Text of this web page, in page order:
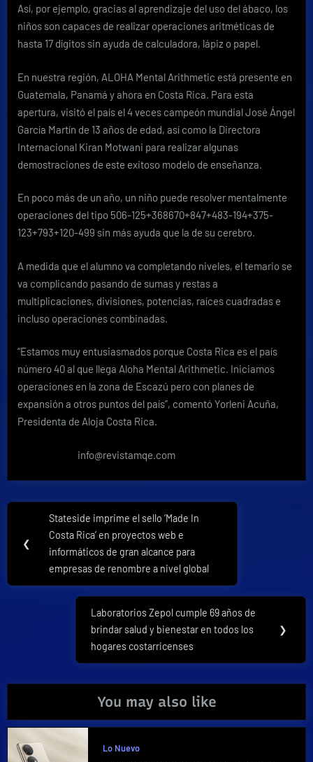
Así, por ejemplo, gracias al aprendizaje del uso del ábaco, los
niños son capaces de realizar operaciones aritméticas de
hasta 17 dígitos sin ayuda de calculadora, lápiz o papel.
En nuestra región, ALOHA Mental Arithmetic está presente en
Guatemala, Panamá y ahora en Costa Rica. Para esta
apertura, visitó el país el 4 veces campeón mundial José Ángel
García Martín de 13 años de edad, así como la Directora
Internacional Kiran Motwani para realizar algunas
demostraciones de este exitoso modelo de enseñanza.
En poco más de un año, un niño puede resolver mentalmente
operaciones del tipo 506-125+368670+847+483-194+375-
123+793+120-499 sin más ayuda que la de su cerebro.
A medida que el alumno va completando niveles, el temario se
va complicando pasando de sumas y restas a
multiplicaciones, divisiones, potencias, raíces cuadradas e
incluso operaciones combinadas.
“Estamos muy entusiasmados porque Costa Rica es el país
número 40 al que llega Aloha Mental Arithmetic. Iniciamos
operaciones en la zona de Escazú pero con planes de
expansión a otros puntos del país”, comentó Yorleni Acuña,
Presidenta de Aloja Costa Rica.
info@revistamqe.com
Navegación
de
entradas
❮
Previous
Post:
Stateside imprime el sello ‘Made In
Costa Rica’ en proyectos web e
informáticos de gran alcance para
empresas de renombre a nivel global
Next
Post:
Laboratorios Zepol cumple 69 años de
brindar salud y bienestar en todos los
hogares costarricenses
❯
You may also like
Lo Nuevo